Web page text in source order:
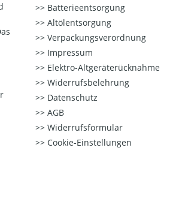
Batterieentsorgung
Altölentsorgung
Verpackungsverordnung
Impressum
Elektro-Altgeräterücknahme
Widerrufsbelehrung
Datenschutz
AGB
Widerrufsformular
Cookie-Einstellungen